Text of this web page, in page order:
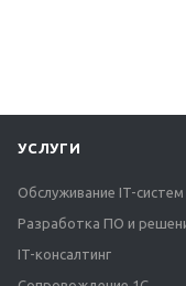
УСЛУГИ
Обслуживание IT-систем
Разработка ПО и
IT-консалтинг